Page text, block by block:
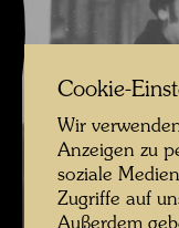
Cookie-
Wir
Anzeigen zu
soziale
Zugriffe auf